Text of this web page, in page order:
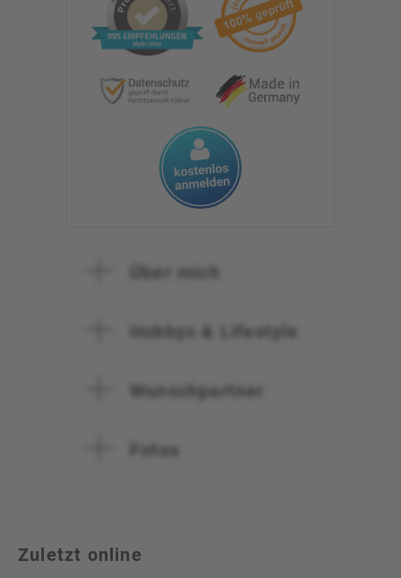
Über mich
Hobbys & Lifestyle
Wunschpartner
Fotos
Zuletzt online